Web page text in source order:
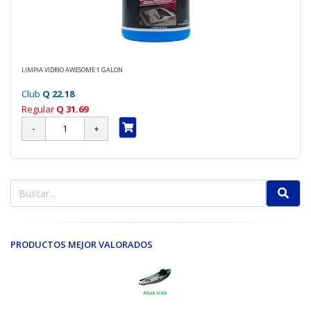
LIMPIA VIDRIO AWESOME 1 GALON
Club Q 22.18
Regular Q 31.69
PRODUCTOS MEJOR VALORADOS